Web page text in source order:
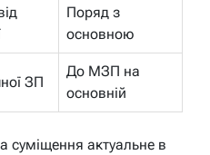
Поряд з
основною
ЗП
До МЗП на
основній
суміщення актуальне в